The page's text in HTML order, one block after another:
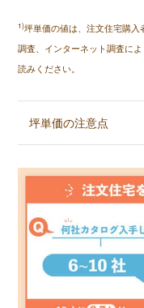
1)坪単価の値は、注文住宅購
調査、インターネット調査に
読みください。
坪単価の注意点